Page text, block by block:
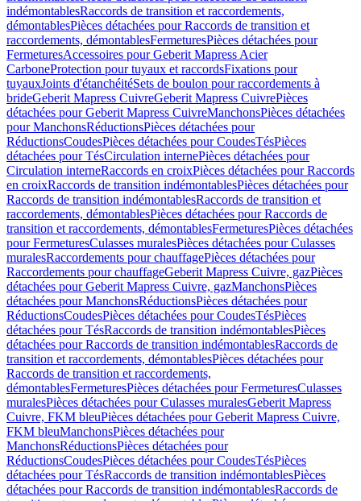
indémontablesRaccords de transition et raccordements,
démontablesPièces détachées pour Raccords de transition et
raccordements, démontablesFermeturesPièces détachées pour
FermeturesAccessoires pour Geberit Mapress Acier
CarboneProtection pour tuyaux et raccordsFixations pour
tuyauxJoints d'étanchéitéSets de boulon pour raccordements à
brideGeberit Mapress CuivreGeberit Mapress CuivrePièces
détachées pour Geberit Mapress CuivreManchonsPièces détachées
pour ManchonsRéductionsPièces détachées pour
RéductionsCoudesPièces détachées pour CoudesTésPièces
détachées pour TésCirculation internePièces détachées pour
Circulation interneRaccords en croixPièces détachées pour Raccords
en croixRaccords de transition indémontablesPièces détachées pour
Raccords de transition indémontablesRaccords de transition et
raccordements, démontablesPièces détachées pour Raccords de
transition et raccordements, démontablesFermeturesPièces détachées
pour FermeturesCulasses muralesPièces détachées pour Culasses
muralesRaccordements pour chauffagePièces détachées pour
Raccordements pour chauffageGeberit Mapress Cuivre, gazPièces
détachées pour Geberit Mapress Cuivre, gazManchonsPièces
détachées pour ManchonsRéductionsPièces détachées pour
RéductionsCoudesPièces détachées pour CoudesTésPièces
détachées pour TésRaccords de transition indémontablesPièces
détachées pour Raccords de transition indémontablesRaccords de
transition et raccordements, démontablesPièces détachées pour
Raccords de transition et raccordements,
démontablesFermeturesPièces détachées pour FermeturesCulasses
muralesPièces détachées pour Culasses muralesGeberit Mapress
Cuivre, FKM bleuPièces détachées pour Geberit Mapress Cuivre,
FKM bleuManchonsPièces détachées pour
ManchonsRéductionsPièces détachées pour
RéductionsCoudesPièces détachées pour CoudesTésPièces
détachées pour TésRaccords de transition indémontablesPièces
détachées pour Raccords de transition indémontablesRaccords de